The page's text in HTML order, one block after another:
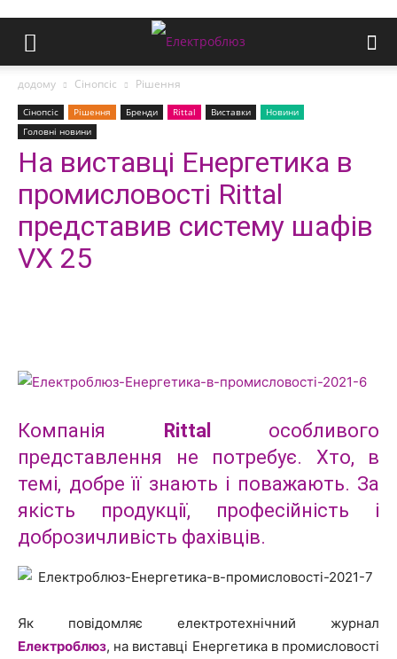
додому Сінопсіс Рішення
Сінопсіс Рішення Бренди Rittal Виставки
Новини
Головні новини
На виставці Енергетика в
промисловості Rittal
представив систему шафів
VX 25
Компанія Rittal
особливого
представлення не потребує. Хто, в
темі, добре її знають і поважають. За
якість продукції, професійність і
доброзичливість фахівців.
Як повідомляє електротехнічний журнал
Електроблюз, на виставці Енергетика в промисловості